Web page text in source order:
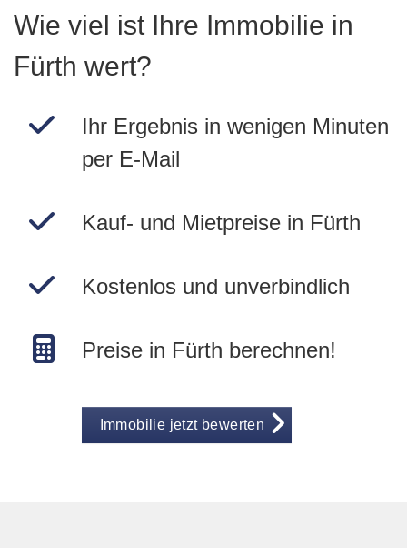
Wie viel ist Ihre Immobilie in
Fürth wert?
Ihr Ergebnis in wenigen Minuten
per E-Mail
Kauf- und Mietpreise in Fürth
Kostenlos und unverbindlich
Preise in Fürth berechnen!
Immobilie jetzt bewerten